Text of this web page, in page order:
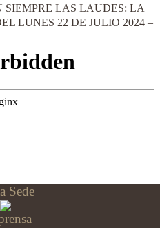
LAS LAUDES: LA
LUNES 22 DE JULIO 2024 –
Sede